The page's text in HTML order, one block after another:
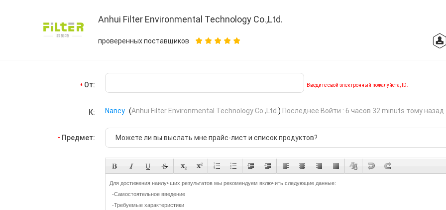
Anhui Filter Environmental Technology Co.,Ltd.
проверенных поставщиков
От: Введите свой электронный пожалуйста, ID.
К: Nancy (Anhui Filter Environmental Technology Co.,Ltd. ) Последнее Войти : 6 часов 32 minuts тому назад
Предмет: